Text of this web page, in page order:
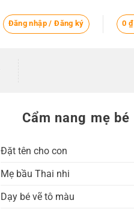
Đăng nhập / Đăng ký 0 ₫
Cẩm nang mẹ bé
Đặt tên cho con
Mẹ bầu Thai nhi
Dạy bé vẽ tô màu